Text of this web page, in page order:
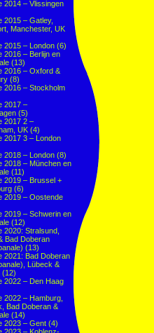
2014 – Vlissingen
2015 – Gatley,
Manchester, UK
2015 – London (6)
2016 – Berlijn en
(13)
2016 – Oxford &
(8)
2016 – Stockholm
2017 –
(5)
2017 2 –
UK (4)
2017 3 – London
2018 – London (8)
2018 – München en
(11)
2019 – Brussel +
(6)
2019 – Oostende
2019 – Schwerin en
(12)
2020: Stralsund,
Bad Doberan
(13)
2021: Bad Doberan
Lübeck &
(12)
2022 – Den Haag
2022 – Hamburg,
Bad Doberan &
(14)
2023 – Gent (4)